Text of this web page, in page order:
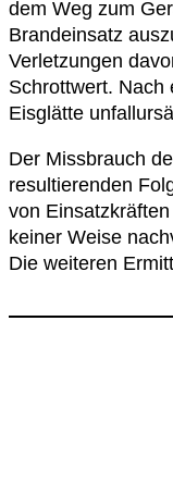
dem Weg zum
Brandeinsatz
Verletzungen
Schrottwert. Nach
Eisglätte
Der Missbrauch
resultierenden
von
keiner Weise
Die weiteren